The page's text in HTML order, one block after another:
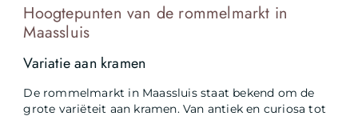
Hoogtepunten van de rommelmarkt in
Maassluis
Variatie aan kramen
De rommelmarkt in Maassluis staat bekend om de
grote variëteit aan kramen. Van antiek en curiosa tot